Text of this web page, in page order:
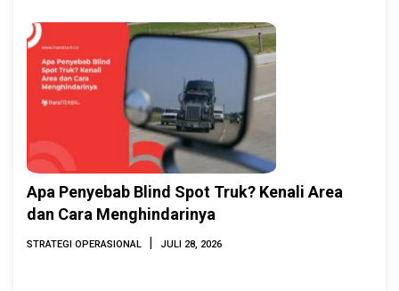
Apa Penyebab Blind Spot Truk? Kenali Area
dan Cara Menghindarinya
STRATEGI OPERASIONAL | JULI 28, 2026